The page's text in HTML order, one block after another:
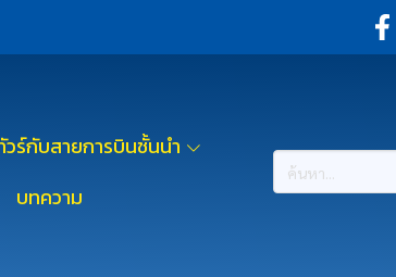
วร์กับสายการบินชั้นนำ
บทความ